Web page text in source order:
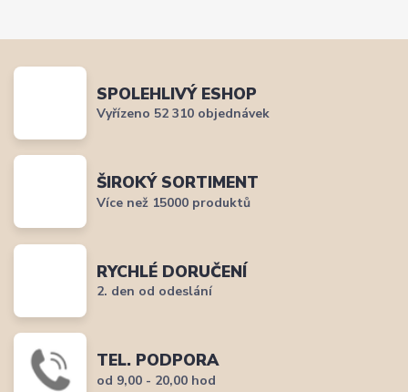
SPOLEHLIVÝ ESHOP
Vyřízeno 52 310 objednávek
ŠIROKÝ SORTIMENT
Více než 15000 produktů
RYCHLÉ DORUČENÍ
2. den od odeslání
TEL. PODPORA
od 9,00 - 20,00 hod